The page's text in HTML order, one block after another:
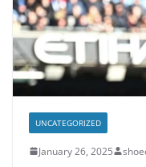
UNCATEGORIZED
January 26, 2025